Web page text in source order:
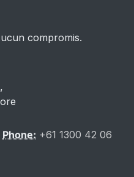
compromis.
Phone: +61 1300 42 06